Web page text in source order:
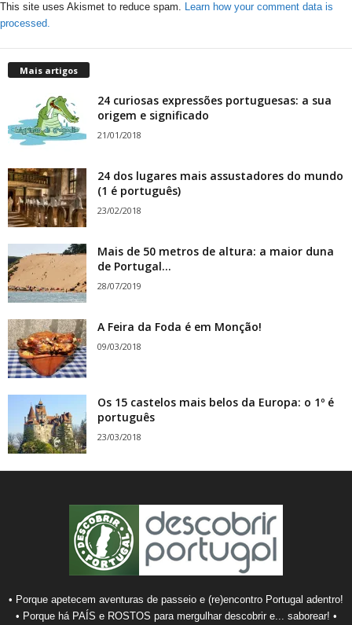
This site uses Akismet to reduce spam. Learn how your comment data is
processed.
Mais artigos
24 curiosas expressões portuguesas: a sua
origem e significado
21/01/2018
24 dos lugares mais assustadores do mundo
(1 é português)
23/02/2018
Mais de 50 metros de altura: a maior duna
de Portugal...
28/07/2019
A Feira da Foda é em Monção!
09/03/2018
Os 15 castelos mais belos da Europa: o 1º é
português
23/03/2018
• Porque apetecem aventuras de passeio e (re)encontro Portugal adentro!
• Porque há PAÍS e ROSTOS para mergulhar descobrir e... saborear! •